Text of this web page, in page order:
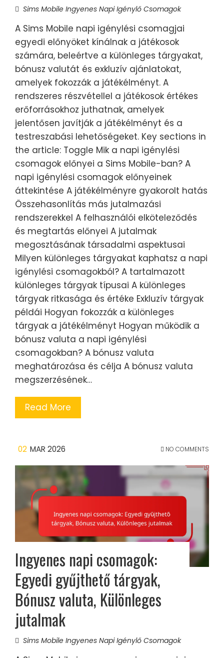
Sims Mobile Ingyenes Napi Igénylő Csomagok
A Sims Mobile napi igénylési csomagjai
egyedi előnyöket kínálnak a játékosok
számára, beleértve a különleges tárgyakat,
bónusz valutát és exkluzív ajánlatokat,
amelyek fokozzák a játékélményt. A
rendszeres részvétellel a játékosok értékes
erőforrásokhoz juthatnak, amelyek
jelentősen javítják a játékélményt és a
testreszabási lehetőségeket. Key sections in
the article: Toggle Mik a napi igénylési
csomagok előnyei a Sims Mobile-ban? A
napi igénylési csomagok előnyeinek
áttekintése A játékélményre gyakorolt hatás
Összehasonlítás más jutalmazási
rendszerekkel A felhasználói elköteleződés
és megtartás előnyei A jutalmak
megosztásának társadalmi aspektusai
Milyen különleges tárgyakat kaphatsz a napi
igénylési csomagokból? A tartalmazott
különleges tárgyak típusai A különleges
tárgyak ritkasága és értéke Exkluzív tárgyak
példái Hogyan fokozzák a különleges
tárgyak a játékélményt Hogyan működik a
bónusz valuta a napi igénylési
csomagokban? A bónusz valuta
meghatározása és célja A bónusz valuta
megszerzésének…
Read More
02 MAR 2026 NO COMMENTS
Ingyenes napi csomagok:
Egyedi gyűjthető tárgyak,
Bónusz valuta, Különleges
jutalmak
Sims Mobile Ingyenes Napi Igénylő Csomagok